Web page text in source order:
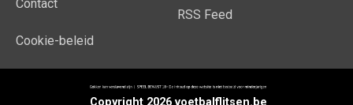
Contact
Cookie-beleid
RSS Feed
Copyright 2026 voetbalflitsen.be